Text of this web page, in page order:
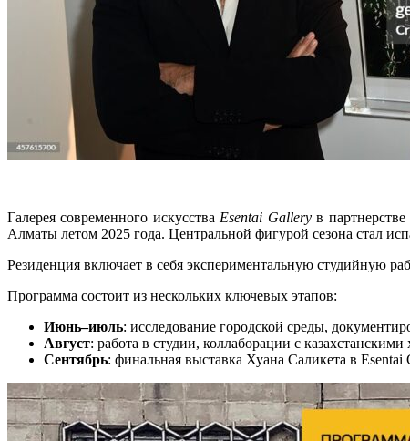
Галерея современного искусства Esentai Galleryв
Алматы летом 2025 года. Центральной фигурой сезона стал
Резиденция включает в себя экспериментальную студийную
Программа состоит из нескольких ключевых этапов:
Июнь–июль: исследование городской среды,
Август: работа в студии, коллаборации с
Сентябрь: финальная выставка Хуана Саликета в